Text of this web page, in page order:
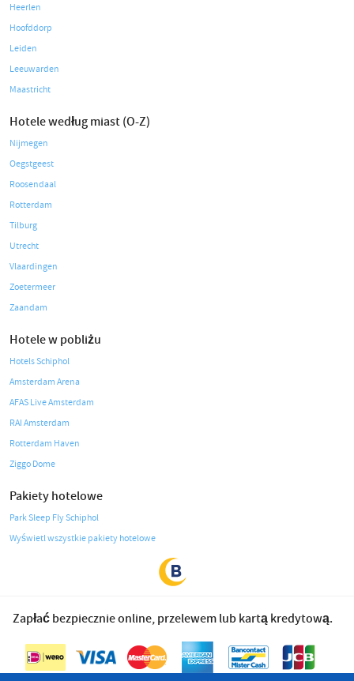
Heerlen
Hoofddorp
Leiden
Leeuwarden
Maastricht
Hotele według miast (O-Z)
Nijmegen
Oegstgeest
Roosendaal
Rotterdam
Tilburg
Utrecht
Vlaardingen
Zoetermeer
Zaandam
Hotele w pobliżu
Hotels Schiphol
Amsterdam Arena
AFAS Live Amsterdam
RAI Amsterdam
Rotterdam Haven
Ziggo Dome
Pakiety hotelowe
Park Sleep Fly Schiphol
Wyświetl wszystkie pakiety hotelowe
Zapłać bezpiecznie online, przelewem lub kartą kredytową.